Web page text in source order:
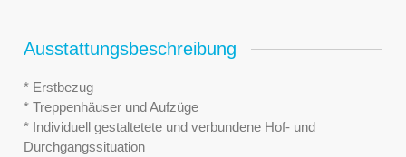
Ausstattungsbeschreibung
* Erstbezug
* Treppenhäuser und Aufzüge
* Individuell gestaltetete und verbundene Hof- und
Durchgangssituation